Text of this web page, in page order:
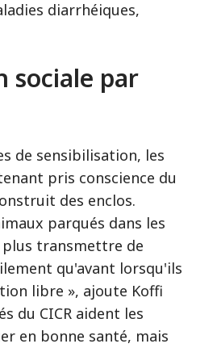
diarrhéiques,
sociale par
de sensibilisation, les
pris conscience du
des enclos.
parqués dans les
transmettre de
qu'avant lorsqu'ils
libre », ajoute Koffi
du CICR aident les
en bonne santé, mais